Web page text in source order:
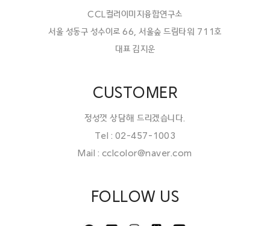
CCL컬러이미지융합연구소
서울 성동구 성수이로 66, 서울숲 드림타워 711호
대표 김지운
CUSTOMER
정성껏 상담해 드리겠습니다.
Tel : 02-457-1003
Mail : cclcolor@naver.com
FOLLOW US